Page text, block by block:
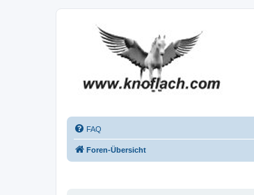
FAQ
Foren-Übersicht